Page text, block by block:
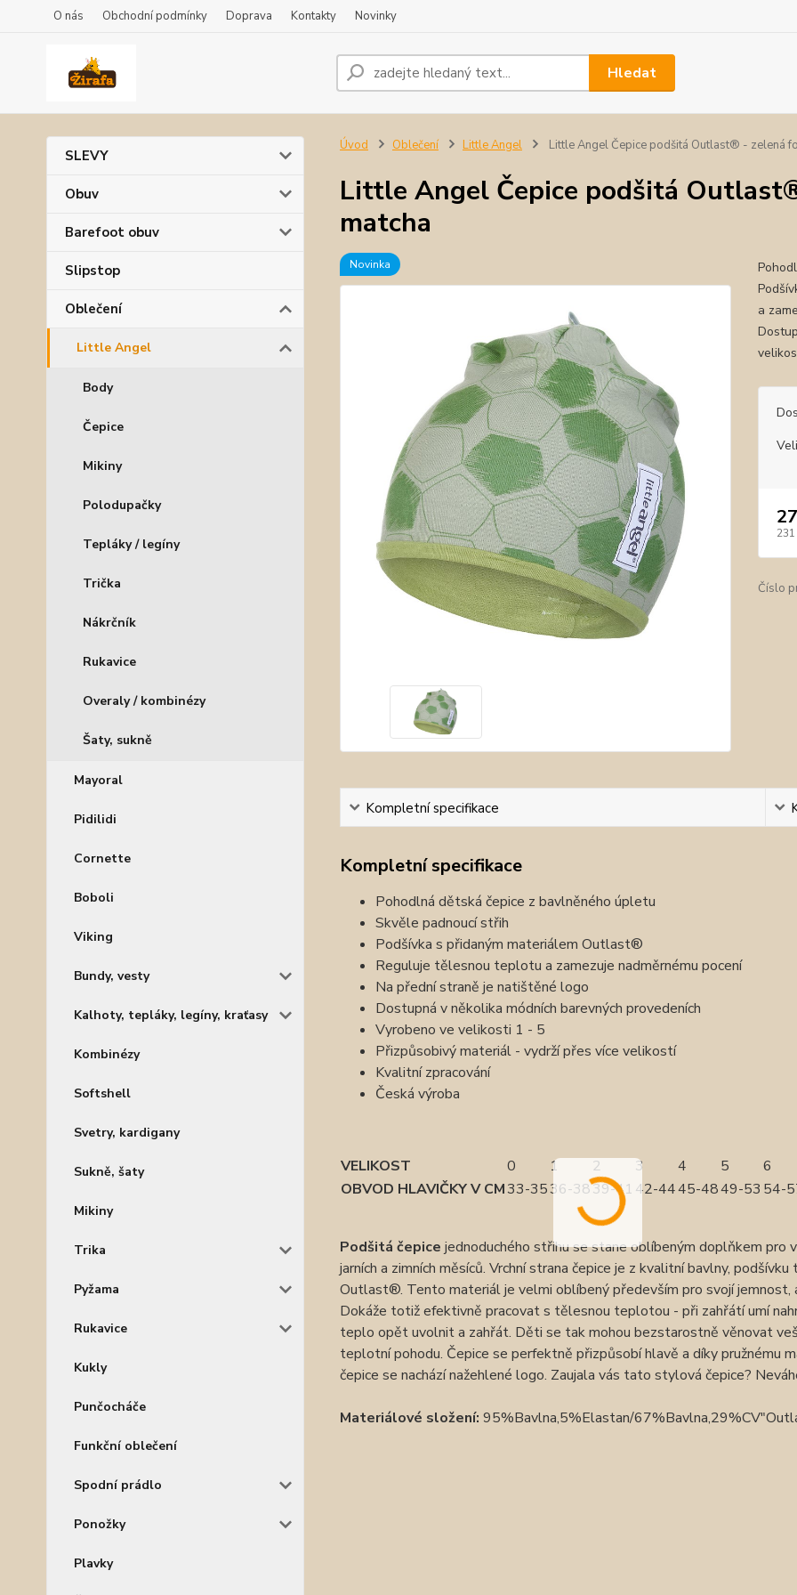
O nás Obchodní podmínky Doprava Kontakty Novinky
Hledat
SLEVY
Obuv
Barefoot obuv
Slipstop
Oblečení
Little Angel
Body
Čepice
Mikiny
Polodupačky
Tepláky / legíny
Trička
Nákrčník
Rukavice
Overaly / kombinézy
Šaty, sukně
Mayoral
Pidilidi
Cornette
Boboli
Viking
Bundy, vesty
Kalhoty, tepláky, legíny, kraťasy
Kombinézy
Softshell
Svetry, kardigany
Sukně, šaty
Mikiny
Trika
Pyžama
Rukavice
Kukly
Punčocháče
Funkční oblečení
Spodní prádlo
Ponožky
Plavky
Úvod Oblečení Little Angel Little Angel Čepice podšitá Outlast® - zelená
Little Angel Čepice podšitá
matcha
Novinka
a
231
Číslo
Kompletní specifikace
Kompletní specifikace
Pohodlná dětská čepice z bavlněného úpletu
Skvěle padnoucí střih
Podšívka s přidaným materiálem Outlast®
Reguluje tělesnou teplotu a zamezuje nadměrnému pocení
Na přední straně je natištěné logo
Dostupná v několika módních barevných provedeních
Vyrobeno ve velikosti 1 - 5
Přizpůsobivý materiál - vydrží přes více velikostí
Kvalitní zpracování
Česká výroba
VELIKOST 0 1 2 3 4 5
6
OBVOD HLAVIČKY V CM33-3536-3839-41 42-4445-4849-53 54-
Podšitá čepice jednoduchého střihu se stane oblíbeným doplňkem pro
jarních a zimních měsíců. Vrchní strana čepice je z kvalitní bavlny,
Outlast®. Tento materiál je velmi oblíbený především pro svojí
Dokáže totiž efektivně pracovat s tělesnou teplotou - při zahřátí umí
teplo opět uvolnit a zahřát. Děti se tak mohou bezstarostně věnovat
teplotní pohodu. Čepice se perfektně přizpůsobí hlavě a díky pružnému
čepice se nachází nažehlené logo. Zaujala vás tato stylová čepice?
Materiálové složení: 95%Bavlna,5%Elastan/